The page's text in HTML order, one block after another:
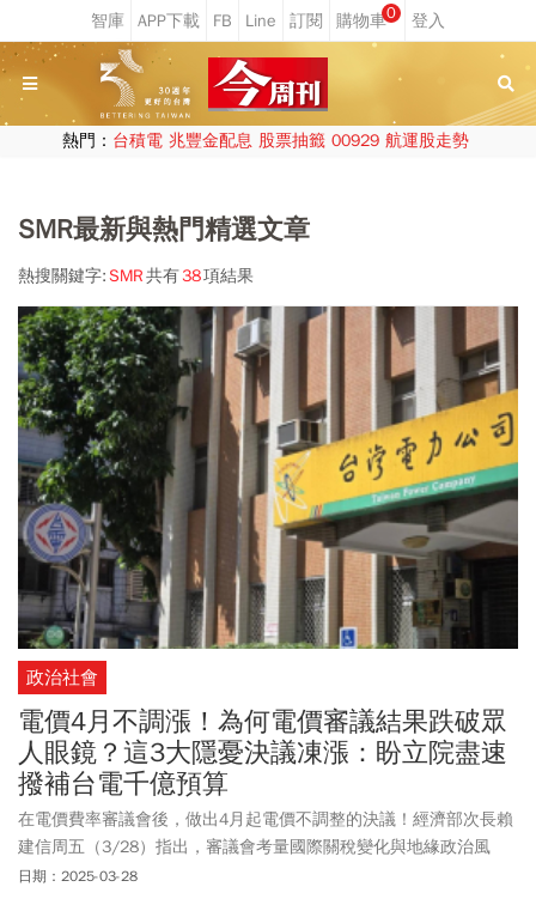
0
熱門： 台積電 兆豐金配息 股票抽籤 00929 航運股走勢
SMR最新與熱門精選文章
熱搜關鍵字:SMR共有38項結果
政治社會
電價4月不調漲！為何電價審議結果跌破眾
人眼鏡？這3大隱憂決議凍漲：盼立院盡速
撥補台電千億預算
在電價費率審議會後，做出4月起電價不調整的決議！經濟部次長賴
建信周五（3/28）指出，審議會考量國際關稅變化與地緣政治風
險，可能引發國際經濟及物價波動隱憂。因此，審議會委員慎重看
日期：2025-03-28